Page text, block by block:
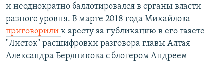
и неоднократно баллотировался в органы власти
разного уровня. В марте 2018 года Михайлова
приговорили к аресту за публикацию в его газете
"Листок" расшифровки разговора главы Алтая
Александра Бердникова с блогером Андреем